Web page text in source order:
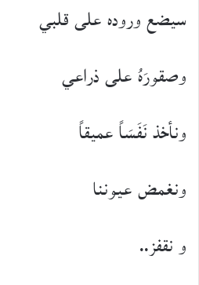
سيضع وروده على قلبي
وصقورَهُ على ذراعي
ونأخذ نَفَسَاً عميقاً
ونغمض عيوننا
و نقفز..